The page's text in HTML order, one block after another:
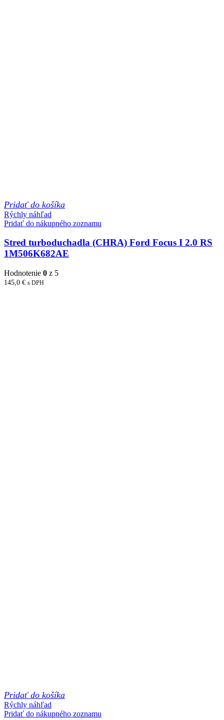
Pridať do košíka
Rýchly náhľad
Pridať do nákupného zoznamu
Stred turboduchadla (CHRA) Ford Focus I 2.0 RS
1M506K682AE
Hodnotenie 0 z 5
145,0 € s DPH
Pridať do košíka
Rýchly náhľad
Pridať do nákupného zoznamu